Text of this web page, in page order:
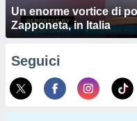
Un enorme vortice di
Zapponeta, in Italia
Seguici